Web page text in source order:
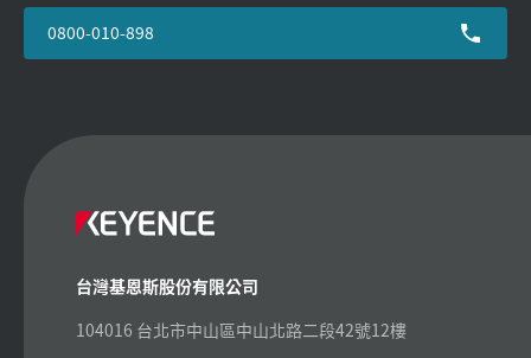
0800-010-898
台灣基恩斯股份有限公司
104016 台北市中山區中山北路二段42號12樓